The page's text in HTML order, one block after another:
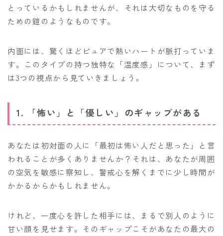
とっているかもしれませんが、それは大切なものを守る
ための鎧のようなものです。
内面には、驚くほどピュアで熱いハートが脈打っていま
す。このタイプの持つ独特な「温度感」について、まず
は3つの視点から見ていきましょう。
1. 「怖い」と「優しい」のギャップがある
あなたは初対面の人に「最初は怖い人だと思った」と言
われることが多くありませんか？それは、あなたが周囲
の空気を敏感に察知し、警戒心を解くまでに少し時間が
かかるからかもしれません。
けれど、一度心を許した相手には、まるで別人のように
甘い顔を見せます。そのギャップこそがあなたの最大の